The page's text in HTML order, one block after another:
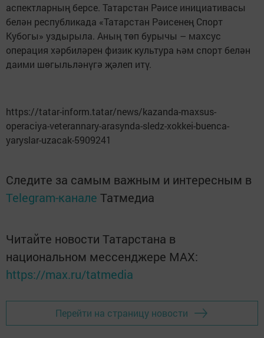
аспектларның берсе. Татарстан Рәисе инициативасы
белән республикада «Татарстан Рәисенең Спорт
Кубогы» уздырыла. Аның төп бурычы – махсус
операция хәрбиләрен физик культура һәм спорт белән
даими шөгыльләнүгә җәлеп итү.
https://tatar-inform.tatar/news/kazanda-maxsus-
operaciya-veterannary-arasynda-sledz-xokkei-buenca-
yaryslar-uzacak-5909241
Следите за самым важным и интересным в
Telegram-канале Татмедиа
Читайте новости Татарстана в
национальном мессенджере MАХ:
https://max.ru/tatmedia
Перейти на страницу новости